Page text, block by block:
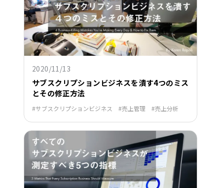
2020/11/13
サブスクリプションビジネスを潰す4つのミス
とその修正方法
サブスクリプションビジネス 売上管理 売上分析